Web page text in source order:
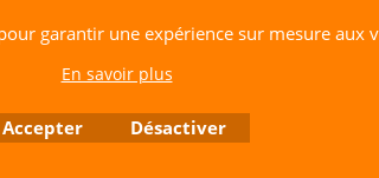
en ligne créés avec le logiciel eCommerce ShopFactory
garantir une expérience sur mesure aux
En savoir plus
Accepter Désactiver